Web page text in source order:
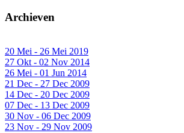
Archieven
20 Mei - 26 Mei 2019
27 Okt - 02 Nov 2014
26 Mei - 01 Jun 2014
21 Dec - 27 Dec 2009
14 Dec - 20 Dec 2009
07 Dec - 13 Dec 2009
30 Nov - 06 Dec 2009
23 Nov - 29 Nov 2009